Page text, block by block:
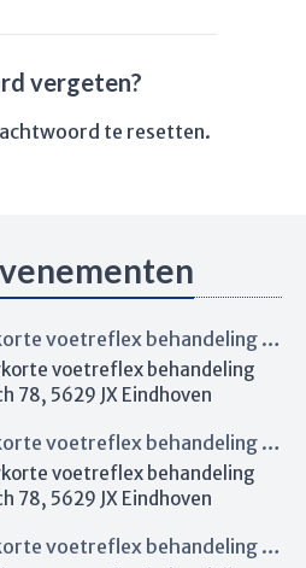
vergeten?
te resetten.
Workshop verkorte voetreflex behandeling Eindhoven
voetreflex behandeling
78, 5629 JX Eindhoven
Workshop verkorte voetreflex behandeling Eindhoven
voetreflex behandeling
78, 5629 JX Eindhoven
Workshop verkorte voetreflex behandeling Renkum